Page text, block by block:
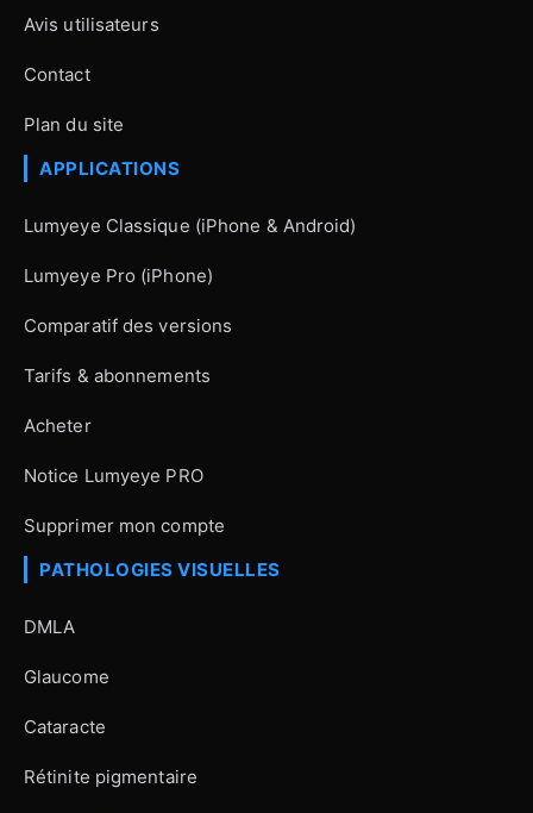
Avis utilisateurs
Contact
Plan du site
APPLICATIONS
Lumyeye Classique (iPhone & Android)
Lumyeye Pro (iPhone)
Comparatif des versions
Tarifs & abonnements
Acheter
Notice Lumyeye PRO
Supprimer mon compte
PATHOLOGIES VISUELLES
DMLA
Glaucome
Cataracte
Rétinite pigmentaire